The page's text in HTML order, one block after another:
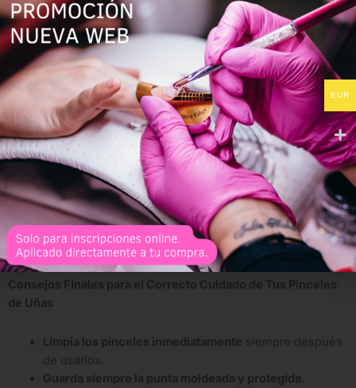
¿Qué necesitas?
Slip solutionoalcohol isopropílico
Papel de Celulosa
Pasos para limpiar los pinceles de polygel:
Limpia el pincel entre uso y uso conalcohol o slip
solution
Evita sumergirlo por mucho tiempopara no dañar las
cerdas.
Da forma a la punta ydeja secar completamenteantes
de guardarlo con su tapa protectorapara no
deformarlo.
Consejos Finales para el Correcto Cuidado de Tus Pinceles
de Uñas
Limpia los pinceles inmediatamente siempre después
de usarlos.
Guarda siempre la punta moldeada y protegida
EUR